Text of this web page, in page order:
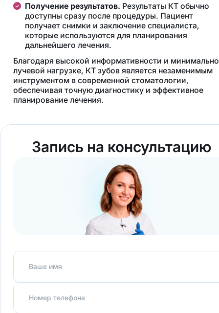
Получение результатов. Результаты КТ обычно
доступны сразу после процедуры. Пациент
получает снимки и заключение специалиста,
которые используются для планирования
дальнейшего лечения.
Благодаря высокой информативности и
лучевой нагрузке, КТ зубов является незаменимым
инструментом в современной стоматологии,
обеспечивая точную диагностику и эффективное
планирование лечения.
Запись на консультацию
Ваше имя
Номер телефона